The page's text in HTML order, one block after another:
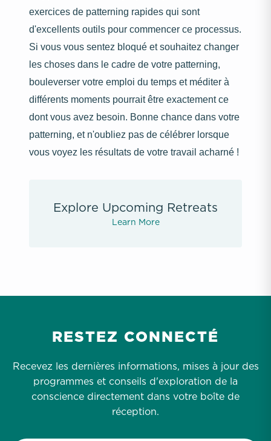
exercices de patterning rapides qui sont
d'excellents outils pour commencer ce processus.
Si vous vous sentez bloqué et souhaitez changer
les choses dans le cadre de votre patterning,
bouleverser votre emploi du temps et méditer à
différents moments pourrait être exactement ce
dont vous avez besoin. Bonne chance dans votre
patterning, et n'oubliez pas de célébrer lorsque
vous voyez les résultats de votre travail acharné !
Explore Upcoming Retreats
Learn More
RESTEZ CONNECTÉ
Recevez les dernières informations, mises à jour des
programmes et conseils d'exploration de la
conscience directement dans votre boîte de
réception.